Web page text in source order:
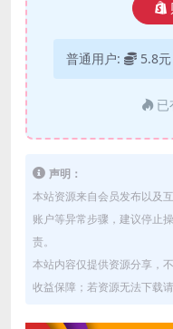
普通用户: 5.8元
已
声明：
本站资源来自会员发布以及
账户等异常步骤，建议停止
责。
本站内容仅提供资源分享，
收益保障；若资源无法下载